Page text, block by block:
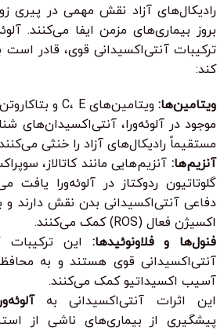
رادیکال‌های آزاد نقش مهمی در پیری
بروز بیماری‌های مزمن ایفا می‌کنند.
ترکیبات آنتی‌اکسیدانی قوی، قادر است
کند:
ویتامین‌ها:
موجود در آلوئه‌ورا، آنتی‌اکسیدان‌های
مستقیماً رادیکال‌های آزاد را خنثی
آنزیم‌ها:
گلوتاتیون ردوکتاز در آلوئه‌ورا
دفاعی آنتی‌اکسیدانی بدن نقش دارند
اکسیژن فعال (ROS) کمک می‌کنند.
فنول‌ها و فلاونوئیدها: این ترکیبات
آنتی‌اکسیدانی قوی هستند و به
آسیب اکسیداتیو کمک می‌کنند.
این اثرات آنتی‌اکسیدانی به
پیشگیری از بیماری‌های ناشی از